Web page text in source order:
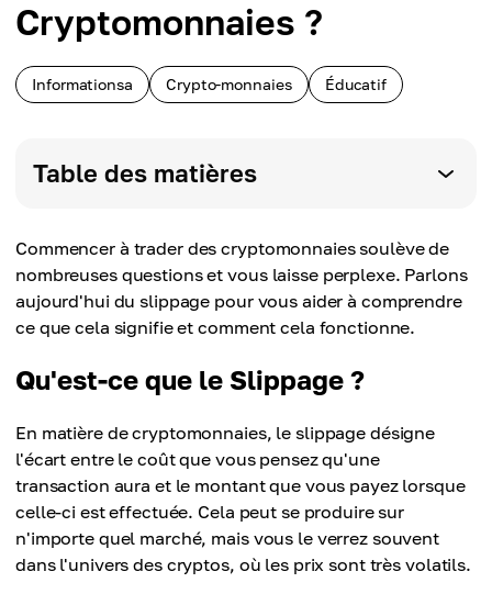
Cryptomonnaies ?
Informationsa Crypto-monnaies Éducatif
Table des matières
Commencer à trader des cryptomonnaies soulève de
nombreuses questions et vous laisse perplexe. Parlons
aujourd'hui du slippage pour vous aider à comprendre
ce que cela signifie et comment cela fonctionne.
Qu'est-ce que le Slippage ?
En matière de cryptomonnaies, le slippage désigne
l'écart entre le coût que vous pensez qu'une
transaction aura et le montant que vous payez lorsque
celle-ci est effectuée. Cela peut se produire sur
n'importe quel marché, mais vous le verrez souvent
dans l'univers des cryptos, où les prix sont très volatils.